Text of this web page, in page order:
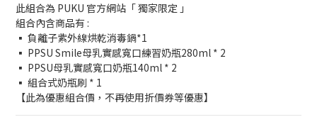
此組合為 PUKU 官方網站「 獨家限定 」
組合內含商品有 :
▪ 負離子紫外線烘乾消毒鍋*1
▪ PPSU Smile母乳實感寬口練習奶瓶280ml * 2
▪ PPSU母乳實感寬口奶瓶140ml * 2
▪ 組合式奶瓶刷 * 1
【此為優惠組合價，不再使用折價券等優惠】